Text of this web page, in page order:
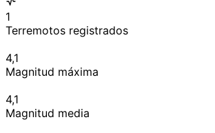
1
Terremotos registrados
4,1
Magnitud máxima
4,1
Magnitud media